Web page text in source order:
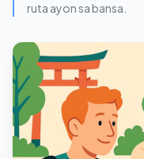
ruta ayon sa bansa.